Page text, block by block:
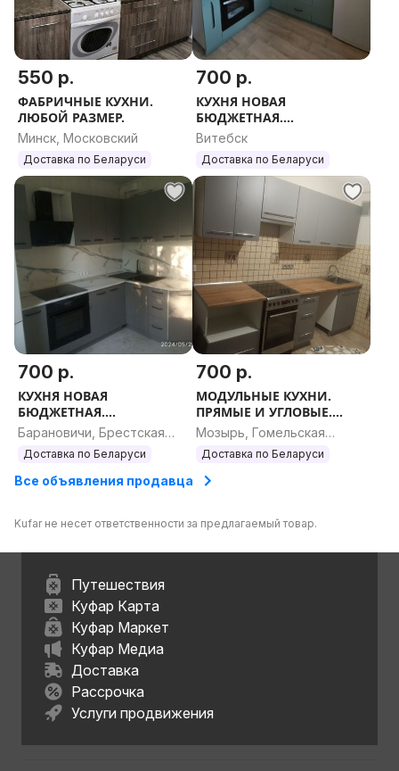
550 р.
ФАБРИЧНЫЕ КУХНИ.
ЛЮБОЙ РАЗМЕР.
Минск, Московский
Доставка по Беларуси
700 р.
КУХНЯ НОВАЯ
БЮДЖЕТНАЯ.
МОДУЛЬНЫЕ КУХНИ.
ЛЮБОЙ РАЗМЕР.
Витебск
Доставка по Беларуси
700 р.
КУХНЯ НОВАЯ
БЮДЖЕТНАЯ.
МОДУЛЬНЫЕ КУХНИ.
ПРЯМЫЕ И УГЛОВЫЕ.
ЛЮБОЙ РАЗМЕР.
Барановичи, Брестская
область
Доставка по Беларуси
700 р.
МОДУЛЬНЫЕ КУХНИ.
ПРЯМЫЕ И УГЛОВЫЕ.
ЛЮБОЙ РАЗМЕР.
Мозырь, Гомельская
область
Доставка по Беларуси
Все объявления продавца
Kufar не несет ответственности за предлагаемый товар.
Путешествия
Куфар Карта
Куфар Маркет
Куфар Медиа
Доставка
Рассрочка
Услуги продвижения